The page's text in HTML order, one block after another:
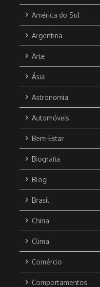
América do Sul
Argentina
Arte
Ásia
Astronomia
Automóveis
Bem-Estar
Biografia
Blog
Brasil
China
Clima
Comércio
Comportamentos